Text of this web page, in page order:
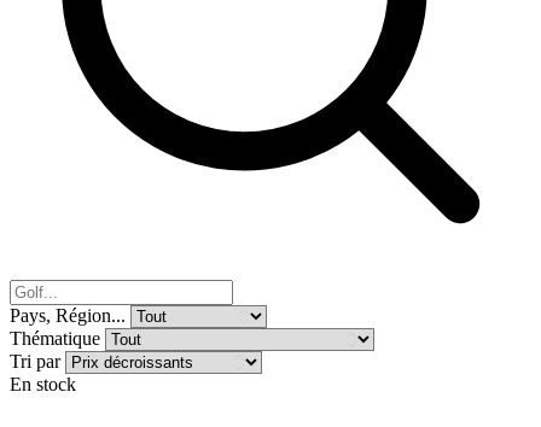
Pays, Région...
Thématique
Tri par
En stock